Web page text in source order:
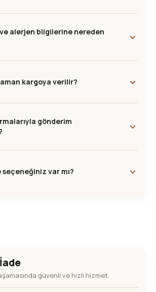
alerjen bilgilerine nereden
kargoya verilir?
gönderim
seçeneğiniz var mı?
güvenli ve hızlı hizmet.